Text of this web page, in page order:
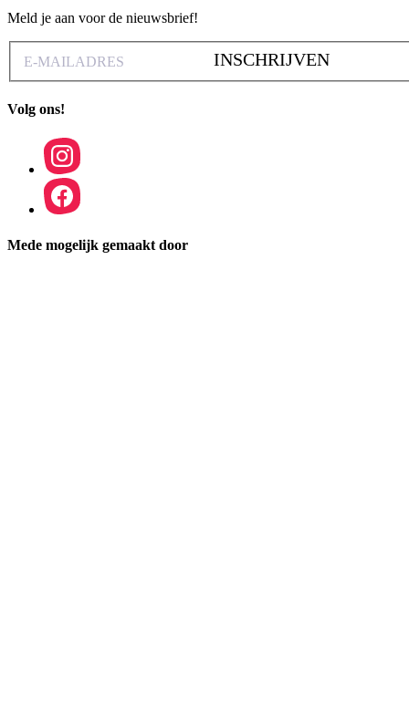
Meld je aan voor de nieuwsbrief!
INSCHRIJVEN
Volg ons!
Mede mogelijk gemaakt door